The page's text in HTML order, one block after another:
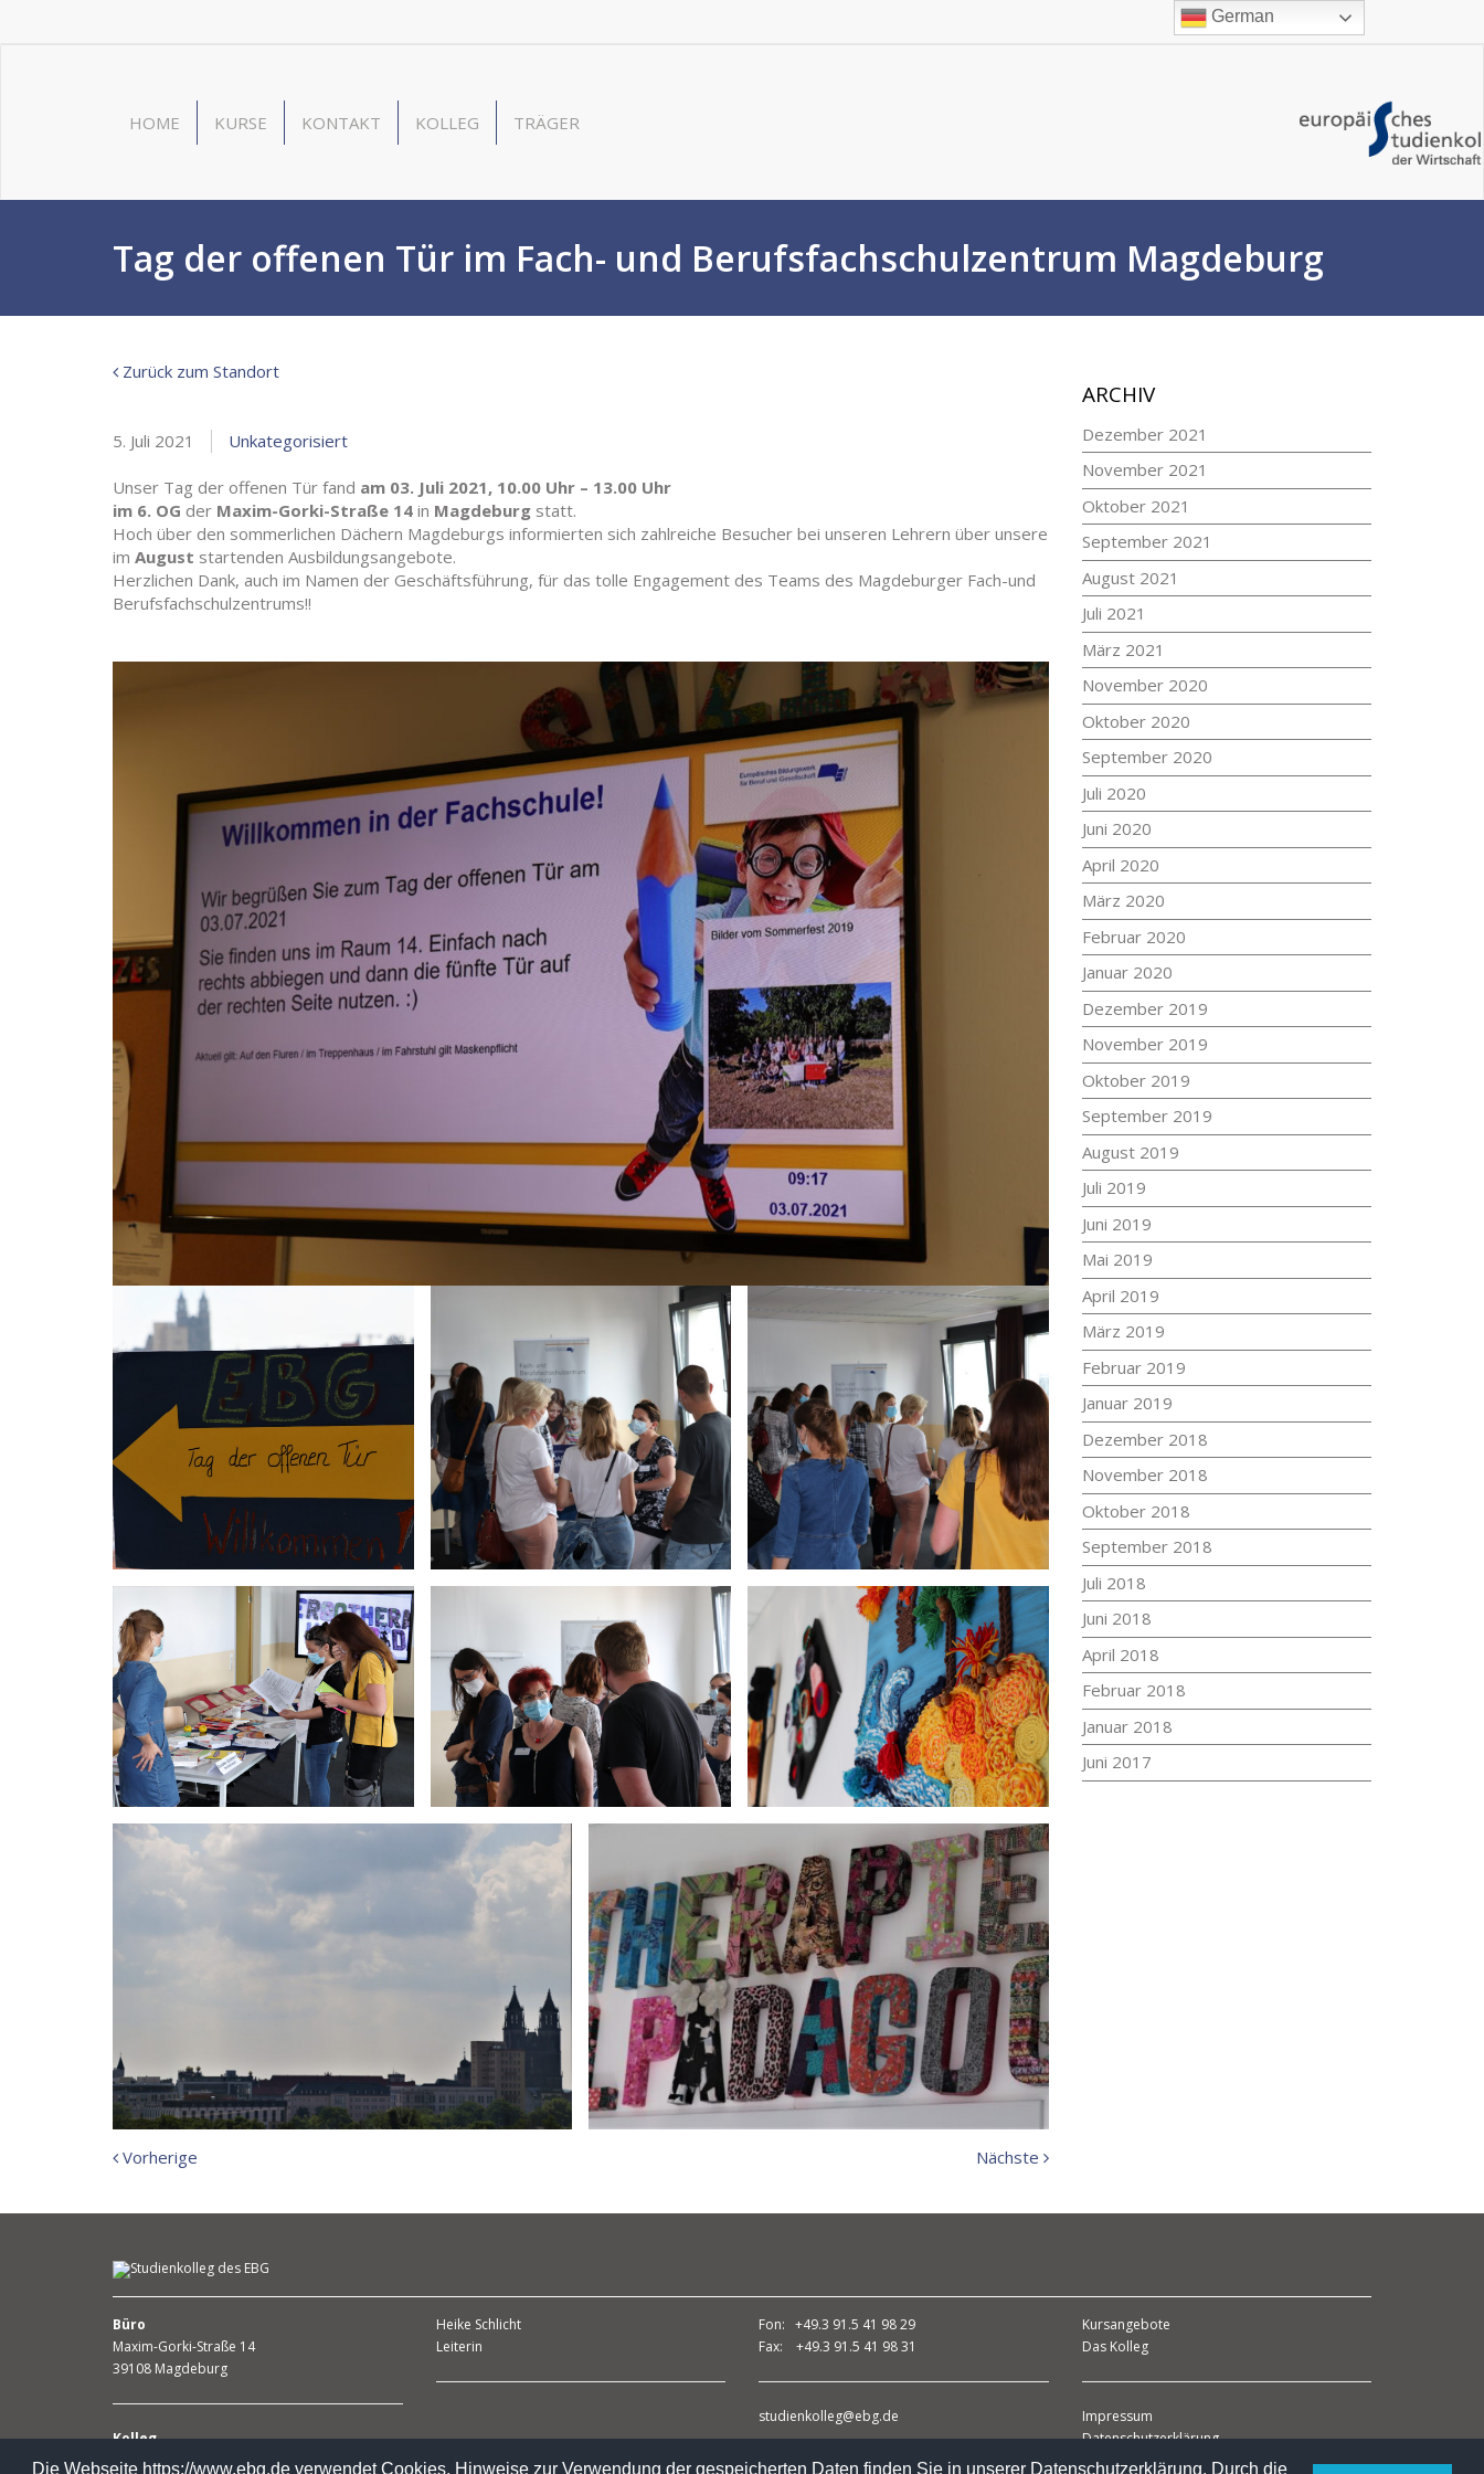
Die Webseite https://www.ebg.de verwendet Cookies. Hinweise zur Verwendung der gespeicherten Daten finden Sie in unserer Datenschutzerklärung. Durch die
HOME KURSE KONTAKT KOLLEG TRÄGER
Tag der offenen Tür im Fach- und Berufsfachschulzentrum Magdeburg
Zurück zum Standort
5. Juli 2021 Unkategorisiert
Unser Tag der offenen Tür fand am 03. Juli 2021, 10.00 Uhr – 13.00 Uhr
im 6. OG der Maxim-Gorki-Straße 14 in Magdeburg statt.
Hoch über den sommerlichen Dächern Magdeburgs informierten sich zahlreiche Besucher bei unseren Lehrern über unsere
im August startenden Ausbildungsangebote.
Herzlichen Dank, auch im Namen der Geschäftsführung, für das tolle Engagement des Teams des Magdeburger Fach-und
Berufsfachschulzentrums!!
Vorherige Nächste Nächste
ARCHIV
Dezember 2021
November 2021
Oktober 2021
September 2021
August 2021
Juli 2021
März 2021
November 2020
Oktober 2020
September 2020
Juli 2020
Juni 2020
April 2020
März 2020
Februar 2020
Januar 2020
Dezember 2019
November 2019
Oktober 2019
September 2019
August 2019
Juli 2019
Juni 2019
Mai 2019
April 2019
März 2019
Februar 2019
Januar 2019
Dezember 2018
November 2018
Oktober 2018
September 2018
Juli 2018
Juni 2018
April 2018
Februar 2018
Januar 2018
Juni 2017
Büro
Maxim-Gorki-Straße 14
39108 Magdeburg
Kolleg
Alt Westerhüsen 50
Heike Schlicht
Leiterin
Fon: +49.3 91.5 41 98 29
Fax: +49.3 91.5 41 98 31
studienkolleg@ebg.de
Kursangebote
Das Kolleg
Impressum
Datenschutzerklärung
German